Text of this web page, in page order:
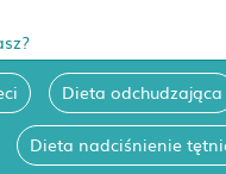
Dieta odchudzająca
Dieta nadciśnienie